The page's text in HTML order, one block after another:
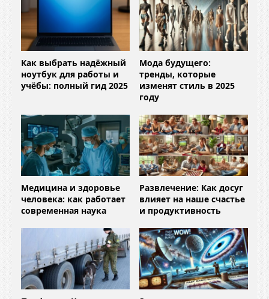
Как выбрать надёжный
ноутбук для работы и
учёбы: полный гид 2025
Мода будущего:
тренды, которые
изменят стиль в 2025
году
Медицина и здоровье
человека: как работает
современная наука
Развлечение: Как досуг
влияет на наше счастье
и продуктивность